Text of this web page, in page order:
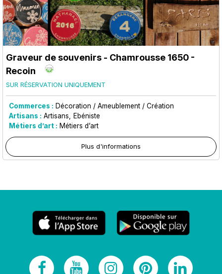
Graveur de souvenirs - Chamrousse 1650 -
Recoin
SUR RÉSERVATION UNIQUEMENT
Commerces : Décoration / Ameublement / Création
Artisans : Artisans
Ebéniste
Métiers d’art : Métiers d’art
Plus d'informations